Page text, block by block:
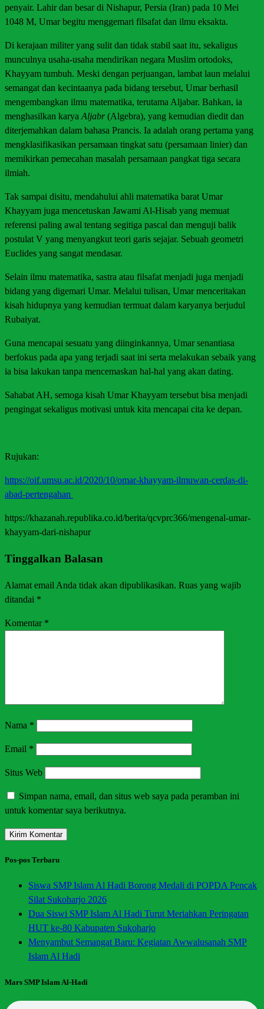
penyair. Lahir dan besar di Nishapur, Persia (Iran) pada 10 Mei
1048 M, Umar begitu menggemari filsafat dan ilmu eksakta.
Di kerajaan militer yang sulit dan tidak stabil saat itu, sekaligus
munculnya usaha-usaha mendirikan negara Muslim ortodoks,
Khayyam tumbuh. Meski dengan perjuangan, lambat laun melalui
semangat dan kecintaanya pada bidang tersebut, Umar berhasil
mengembangkan ilmu matematika, terutama Aljabar. Bahkan, ia
menghasilkan karya Aljabr(Algebra), yang kemudian diedit dan
diterjemahkan dalam bahasa Prancis. Ia adalah orang pertama yang
mengklasifikasikan persamaan tingkat satu (persamaan linier) dan
memikirkan pemecahan masalah persamaan pangkat tiga secara
ilmiah.
Tak sampai disitu, mendahului ahli matematika barat Umar
Khayyam juga mencetuskan Jawami Al-Hisab yang memuat
referensi paling awal tentang segitiga pascal dan menguji balik
postulat V yang menyangkut teori garis sejajar. Sebuah geometri
Euclides yang sangat mendasar.
Selain ilmu matematika, sastra atau filsafat menjadi juga menjadi
bidang yang digemari Umar. Melalui tulisan, Umar menceritakan
kisah hidupnya yang kemudian termuat dalam karyanya berjudul
Rubaiyat.
Guna mencapai sesuatu yang diinginkannya, Umar senantiasa
berfokus pada apa yang terjadi saat ini serta melakukan sebaik yang
ia bisa lakukan tanpa mencemaskan hal-hal yang akan dating.
Sahabat AH, semoga kisah Umar Khayyam tersebut bisa menjadi
pengingat sekaligus motivasi untuk kita mencapai cita ke depan.
Rujukan:
https://oif.umsu.ac.id/2020/10/omar-khayyam-ilmuwan-cerdas-di-
abad-pertengahan
https://khazanah.republika.co.id/berita/qcvprc366/mengenal-umar-
khayyam-dari-nishapur
Tinggalkan Balasan
Alamat email Anda tidak akan dipublikasikan. Ruas yang wajib
ditandai *
Komentar *
Nama *
Email *
Situs Web
Simpan nama, email, dan situs web saya pada peramban ini
untuk komentar saya berikutnya.
Pos-pos Terbaru
Siswa SMP Islam Al Hadi Borong Medali di POPDA Pencak
Silat Sukoharjo 2026
Dua Siswi SMP Islam Al Hadi Turut Meriahkan Peringatan
HUT ke-80 Kabupaten Sukoharjo
Menyambut Semangat Baru: Kegiatan Awwalusanah SMP
Islam Al Hadi
Mars SMP Islam Al-Hadi